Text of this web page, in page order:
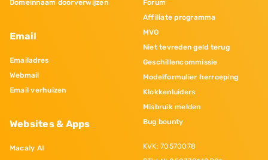
Domeinnaam doorverwijzen
Email
Emailadres
Webmail
Email verhuizen
Websites & Apps
Macaly AI
Forum
Affiliate programma
MVO
Niet tevreden geld terug
Geschillencommissie
Modelformulier herroeping
Klokkenluiders
Misbruik melden
Bug bounty
KVK: 70570078